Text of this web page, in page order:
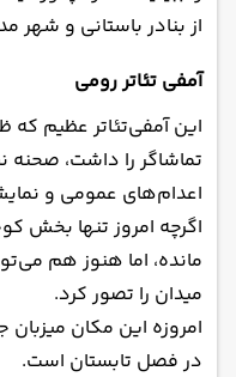
از بنادر باستانی و شهر
آمفی تئاتر رومی
تماشاگر را داشت، صحنه
اعدام‌های عمومی و
اگرچه امروز تنها بخش
مانده، اما هنوز هم
میدان را تصور کرد.
امروزه این مکان میزبان
در فصل تابستان است.